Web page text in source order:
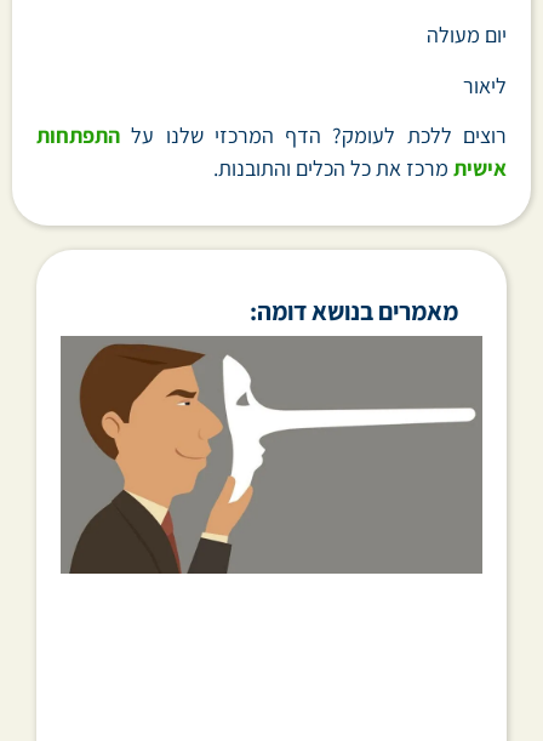
יום מעולה
ליאור
רוצים ללכת לעומק? הדף המרכזי שלנו על התפתחות
אישית מרכז את כל הכלים והתובנות.
מאמרים בנושא דומה: